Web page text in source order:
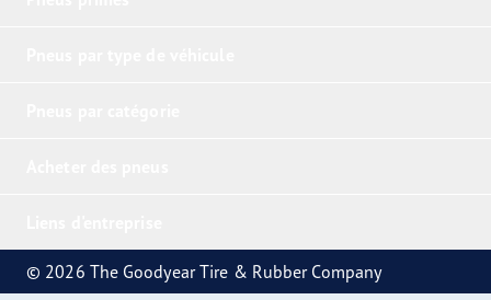
© 2026 The Goodyear Tire & Rubber Company